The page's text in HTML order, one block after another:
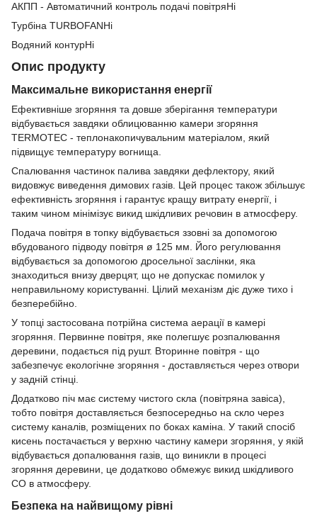
АКПП - Автоматичний контроль подачі повітряНі
Турбіна TURBOFANНі
Водяний контурНі
Опис продукту
Максимальне використання енергії
Ефективніше згоряння та довше зберігання температури
відбувається завдяки облицюванню камери згоряння
TERMOTEC - теплонакопичувальним матеріалом, який
підвищує температуру вогнища.
Спалювання частинок палива завдяки дефлектору, який
видовжує виведення димових газів. Цей процес також збільшує
ефективність згоряння і гарантує кращу витрату енергії, і
таким чином мінімізує викид шкідливих речовин в атмосферу.
Подача повітря в топку відбувається ззовні за допомогою
вбудованого підводу повітря ø 125 мм. Його регулювання
відбувається за допомогою дросельної заслінки, яка
знаходиться внизу дверцят, що не допускає помилок у
неправильному користуванні. Цілий механізм діє дуже тихо і
безперебійно.
У топці застосована потрійна система аерації в камері
згоряння. Первинне повітря, яке полегшує розпалювання
деревини, подається під рушт. Вторинне повітря - що
забезпечує екологічне згоряння - доставляється через отвори
у задній стінці.
Додатково піч має систему чистого скла (повітряна завіса),
тобто повітря доставляється безпосередньо на скло через
систему каналів, розміщених по боках каміна. У такий спосіб
кисень постачається у верхню частину камери згоряння, у якій
відбувається допалювання газів, що виникли в процесі
згоряння деревини, це додатково обмежує викид шкідливого
СО в атмосферу.
Безпека на найвищому рівні